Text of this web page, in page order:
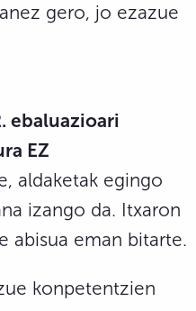
gero, jo ezazue
ebaluazioari
EZ
aldaketak egingo
izango da. Itxaron
abisua eman bitarte.
konpetentzien